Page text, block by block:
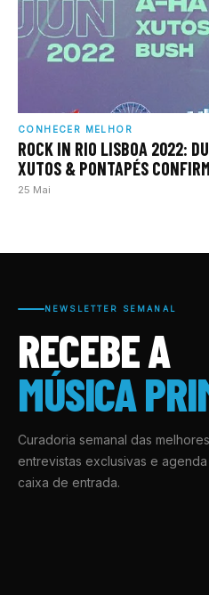
CONHECER MELHOR
ROCK IN RIO LISBOA 2022:
XUTOS & PONTAPÉS
25 Mai
NEWSLETTER SEMANAL
RECEBE A
MÚSICA
Curadoria semanal das
entrevistas exclusivas e
caixa de entrada.